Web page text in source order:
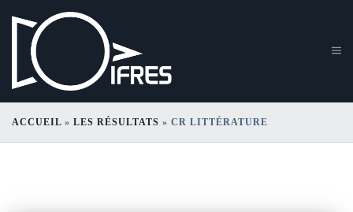
ACCUEIL » LES RÉSULTATS » CR LITTÉRATURE